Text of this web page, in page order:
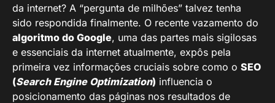
da internet? A “pergunta de milhões” talvez tenha
sido respondida finalmente. O recente vazamento do
algoritmo do Google, uma das partes mais sigilosas
e essenciais da internet atualmente, expôs pela
primeira vez informações cruciais sobre como o SEO
(Search Engine Optimization) influencia o
posicionamento das páginas nos resultados de